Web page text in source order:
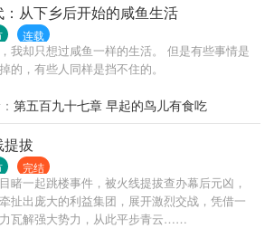
钟，挖断国防电缆军队过来只需要两分钟，不
劫匪都出来重新做人了，你还在里边蹲着！ 通
，110吗，我实名举报有人破坏国防设备……
面热心市民将破坏国防设施的敌特分子扭送公
…… 就在众人以为江凡的神操作到此结束时，
直接砸碎玻璃掏出越王勾践剑与歹徒击剑？ 家
送进去？ 汽车修理店当学徒，你改装拖拉机去
飙车，秒杀一众豪华跑车？ 众网友:本以为开局
，没想到小丑竟是我自己
：从下乡后开始的咸鱼生活
连载
我却只想过咸鱼一样的生活。 但是有些事情是
的，有些人同样是挡不住的。
第五百九十七章 早起的鸟儿有食吃
提拔
完结
睹一起跳楼事件，被火线提拔查办幕后元凶，
扯出庞大的利益集团，展开激烈交战，凭借一
瓦解强大势力，从此平步青云……